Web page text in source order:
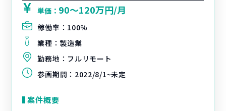
単価： 90〜120万円/月
稼働率： 100%
業種： 製造業
勤務地： フルリモート
参画期間： 2022/8/1~未定
案件概要